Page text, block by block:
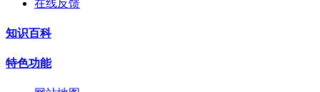
在线反馈
知识百科
特色功能